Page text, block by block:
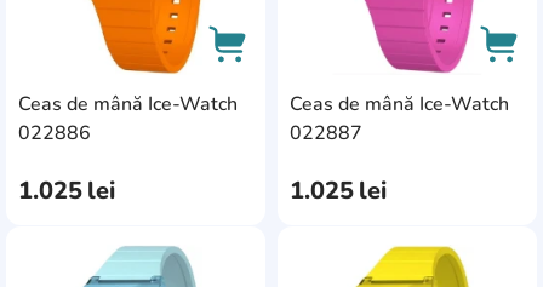
Ceas de mână Ice-Watch
022886
1.025lei
AddCardToCart
Ceas de mână Ice-Watch
022887
1.025lei
AddCardToFavourite